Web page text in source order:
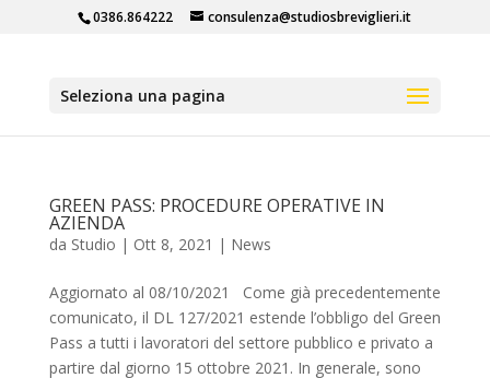
0386.864222 consulenza@studiosbreviglieri.it
Seleziona una pagina
GREEN PASS: PROCEDURE OPERATIVE IN
AZIENDA
da Studio | Ott 8, 2021 | News
Aggiornato al 08/10/2021 Come già precedentemente
comunicato, il DL 127/2021 estende l’obbligo del Green
Pass a tutti i lavoratori del settore pubblico e privato a
partire dal giorno 15 ottobre 2021. In generale, sono